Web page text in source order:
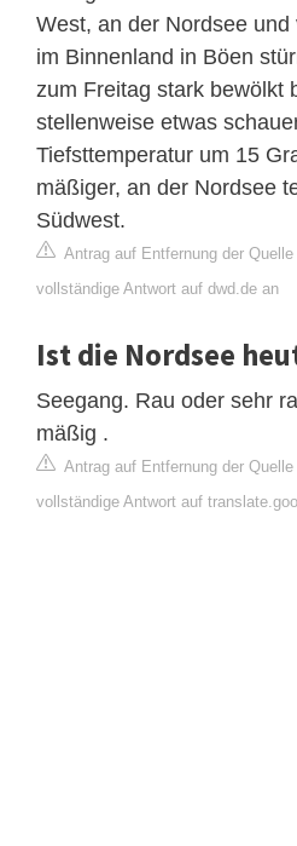
West, an der Nordsee
im Binnenland in Böen
zum Freitag stark bewölkt
stellenweise etwas
Tiefsttemperatur um 15
mäßiger, an der Nordsee
Südwest.
Antrag auf Entfernung der Quelle
vollständige Antwort auf dwd.de an
Ist die Nordsee
Seegang. Rau oder sehr
mäßig .
Antrag auf Entfernung der Quelle
vollständige Antwort auf